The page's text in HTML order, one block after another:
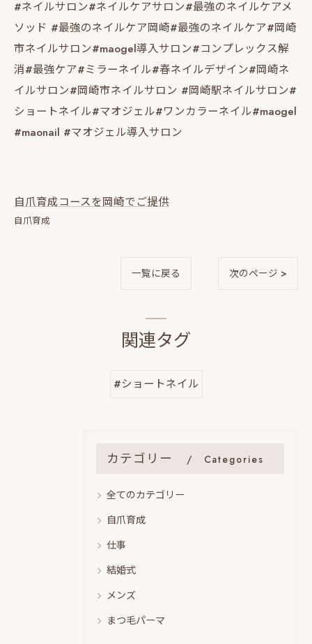
#ネイルサロン#ネイルケアサロン#最強のネイルケアメ
ソッド #最強のネイルケア岡崎#最強のネイルケア#岡崎
市ネイルサロン#maogel導入サロン#コンプレックス解
消#最強ケア#ミラーネイル#春ネイルデザイン#岡崎ネ
イルサロン#岡崎市ネイルサロン #岡崎駅ネイルサロン#
ショートネイル#マオジェル#ワンカラーネイル#maogel
#maonail #マオジェル導入サロン
自爪育成コースを岡崎でご提供
自爪育成
一覧に戻る 次のページ >
関連タグ
#ショートネイル
カテゴリー Categories
全てのカテゴリー
自爪育成
仕事
結婚式
メンズ
まつ毛パーマ